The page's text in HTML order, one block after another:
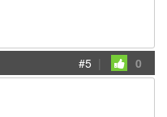
#5 | 0